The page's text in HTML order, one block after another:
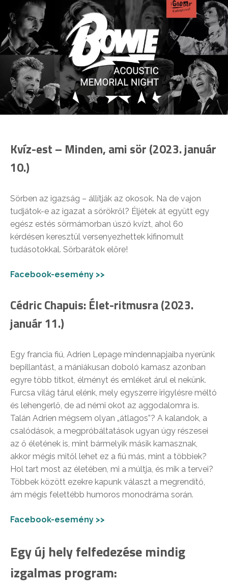
Kvíz-est – Minden, ami sör (2023. január
10.)
Sörben az igazság – állítják az okosok. Na de vajon
tudjátok-e az igazat a sörökről? Éljétek át együtt egy
egész estés sörmámorban úszó kvízt, ahol 60
kérdésen keresztül versenyezhettek kifinomult
tudásotokkal. Sörbarátok előre!
Facebook-esemény >>
Cédric Chapuis: Élet-ritmusra (2023.
január 11.)
Egy francia fiú, Adrien Lepage mindennapjaiba nyerünk
bepillantást, a mániákusan doboló kamasz azonban
egyre több titkot, élményt és emléket árul el nekünk.
Furcsa világ tárul elénk, mely egyszerre irigylésre méltó
és lehengerlő, de ad némi okot az aggodalomra is.
Talán Adrien mégsem olyan „átlagos”? A kalandok, a
csalódások, a megpróbáltatások ugyan úgy részesei
az ő életének is, mint bármelyik másik kamasznak,
akkor mégis mitől lehet ez a fiú más, mint a többiek?
Hol tart most az életében, mi a múltja, és mik a tervei?
Többek között ezekre kapunk választ a megrendítő,
ám mégis felettébb humoros monodráma során.
Facebook-esemény >>
Egy új hely felfedezése mindig
izgalmas program: